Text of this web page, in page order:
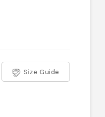
Size Guide